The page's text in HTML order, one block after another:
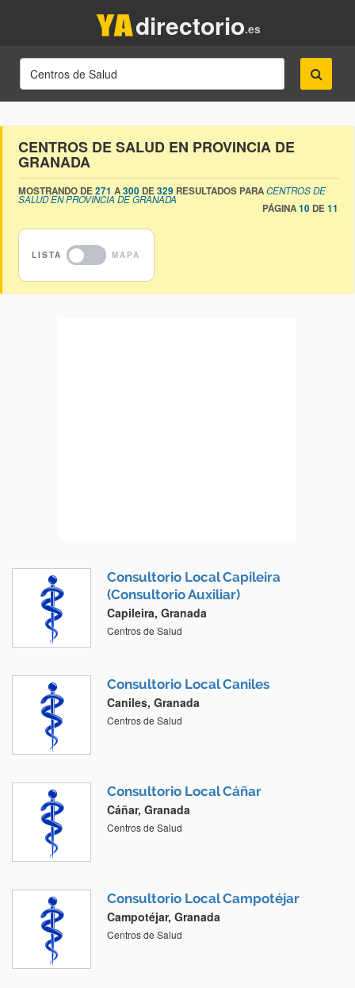
.es
directorio
CENTROS DE SALUD EN PROVINCIA DE
GRANADA
MOSTRANDO DE271 A300 DE329 RESULTADOS PARACENTROS DE
SALUD EN PROVINCIA DE GRANADA
PÁGINA10 DE11
Consultorio Local Capileira
(Consultorio Auxiliar)
Capileira, Granada
Centros de Salud
Consultorio Local Caniles
Caniles, Granada
Centros de Salud
Consultorio Local Cáñar
Cáñar, Granada
Centros de Salud
Consultorio Local Campotéjar
Campotéjar, Granada
Centros de Salud